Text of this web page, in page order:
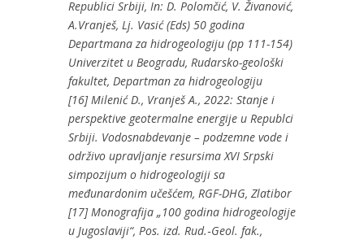
Republici Srbiji, In: D. Polomčić, V. Živanović,
A.Vranješ, Lj. Vasić (Eds) 50 godina
Departmana za hidrogeologiju (pp 111-154)
Univerzitet u Beogradu, Rudarsko-geološki
fakultet, Departman za hidrogeologiju
[16] Milenić D., Vranješ A., 2022: Stanje i
perspektive geotermalne energije u Republci
Srbiji. Vodosnabdevanje – podzemne vode i
održivo upravljanje resursima XVI Srpski
simpozijum o hidrogeologiji sa
međunardonim učešćem, RGF-DHG, Zlatibor
[17] Monografija „100 godina hidrogeologije
u Jugoslaviji“, Pos. izd. Rud.‐Geol. fak.,